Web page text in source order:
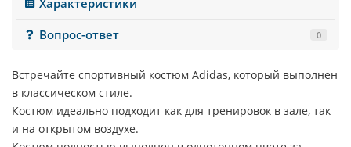
Вопрос-ответ
0
Встречайте спортивный костюм Adidas, который выполнен
в классическом стиле.
Костюм идеально подходит как для тренировок в зале, так
и на открытом воздухе.